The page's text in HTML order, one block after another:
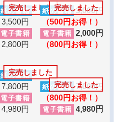
紙の書籍
3,500円
完売しました
電子書籍
2,800円
紙の書籍 3,000円
（500円お得！）
完売しました
電子書籍 2,000円
（800円お得！）
紙の書籍
7,800円
完売しました
電子書籍
4,980円
紙の書籍 7,000円
（800円お得！）
完売しました
電子書籍 4,980円